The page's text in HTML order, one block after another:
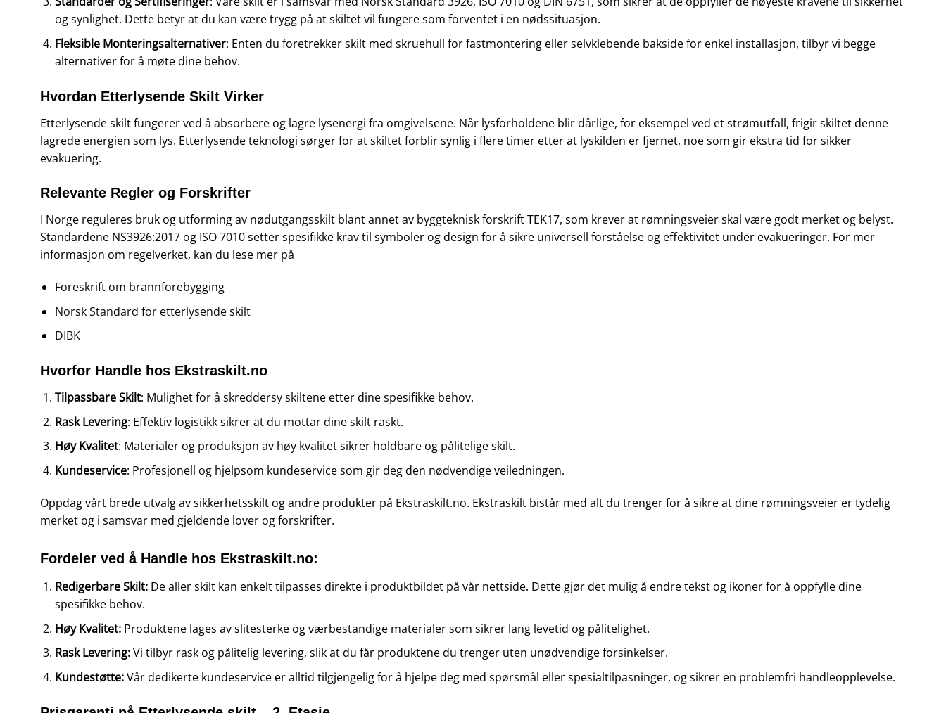
og synlighet. Dette betyr at du kan være trygg på at skiltet vil fungere som forventet i en nødssituasjon.
Fleksible Monteringsalternativer: Enten du foretrekker skilt med skruehull for fastmontering eller selvklebende bakside for enkel installasjon, tilbyr vi begge
alternativer for å møte dine behov.
Hvordan Etterlysende Skilt Virker
Etterlysende skilt fungerer ved å absorbere og lagre lysenergi fra omgivelsene. Når lysforholdene blir dårlige, for eksempel ved et strømutfall, frigir skiltet denne
lagrede energien som lys. Etterlysende teknologi sørger for at skiltet forblir synlig i flere timer etter at lyskilden er fjernet, noe som gir ekstra tid for sikker
evakuering.
Relevante Regler og Forskrifter
I Norge reguleres bruk og utforming av nødutgangsskilt blant annet av byggteknisk forskrift TEK17, som krever at rømningsveier skal være godt merket og belyst.
Standardene NS3926:2017 og ISO 7010 setter spesifikke krav til symboler og design for å sikre universell forståelse og effektivitet under evakueringer. For mer
informasjon om regelverket, kan du lese mer på
Foreskrift om brannforebygging
Norsk Standard for etterlysende skilt
DIBK
Hvorfor Handle hos Ekstraskilt.no
Tilpassbare Skilt: Mulighet for å skreddersy skiltene etter dine spesifikke behov.
Rask Levering: Effektiv logistikk sikrer at du mottar dine skilt raskt.
Høy Kvalitet: Materialer og produksjon av høy kvalitet sikrer holdbare og pålitelige skilt.
Kundeservice: Profesjonell og hjelpsom kundeservice som gir deg den nødvendige veiledningen.
Oppdag vårt brede utvalg av sikkerhetsskilt og andre produkter på Ekstraskilt.no. Ekstraskilt bistår med alt du trenger for å sikre at dine rømningsveier er tydelig
merket og i samsvar med gjeldende lover og forskrifter.
Fordeler ved å Handle hos Ekstraskilt.no:
Redigerbare Skilt:De aller skilt kan enkelt tilpasses direkte i produktbildet på vår nettside. Dette gjør det mulig å endre tekst og ikoner for å oppfylle dine
spesifikke behov.
Høy Kvalitet:Produktene lages av slitesterke og værbestandige materialer som sikrer lang levetid og pålitelighet.
Rask Levering:Vi tilbyr rask og pålitelig levering, slik at du får produktene du trenger uten unødvendige forsinkelser.
Kundestøtte:Vår dedikerte kundeservice er alltid tilgjengelig for å hjelpe deg med spørsmål eller spesialtilpasninger, og sikrer en problemfri handleopplevelse.